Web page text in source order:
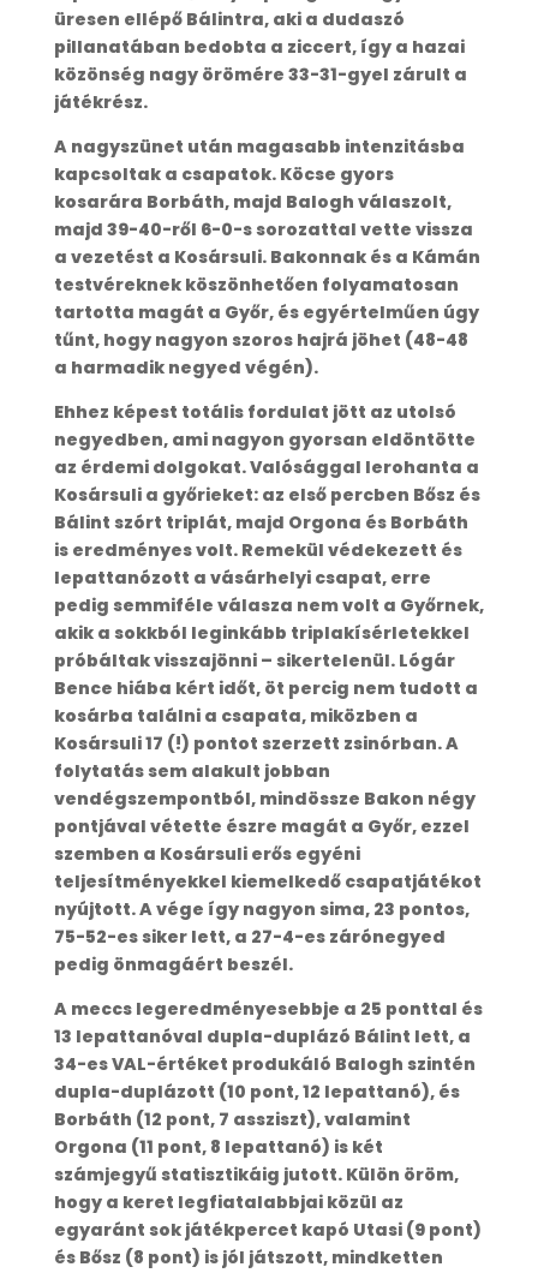
üresen ellépő Bálintra, aki a dudaszó
pillanatában bedobta a ziccert, így a hazai
közönség nagy örömére 33-31-gyel zárult a
játékrész.
A nagyszünet után magasabb intenzitásba
kapcsoltak a csapatok. Köcse gyors
kosarára Borbáth, majd Balogh válaszolt,
majd 39-40-ről 6-0-s sorozattal vette vissza
a vezetést a Kosársuli. Bakonnak és a Kámán
testvéreknek köszönhetően folyamatosan
tartotta magát a Győr, és egyértelműen úgy
tűnt, hogy nagyon szoros hajrá jöhet (48-48
a harmadik negyed végén).
Ehhez képest totális fordulat jött az utolsó
negyedben, ami nagyon gyorsan eldöntötte
az érdemi dolgokat. Valósággal lerohanta a
Kosársuli a győrieket: az első percben Bősz és
Bálint szórt triplát, majd Orgona és Borbáth
is eredményes volt. Remekül védekezett és
lepattanózott a vásárhelyi csapat, erre
pedig semmiféle válasza nem volt a Győrnek,
akik a sokkból leginkább triplakísérletekkel
próbáltak visszajönni – sikertelenül. Lógár
Bence hiába kért időt, öt percig nem tudott a
kosárba találni a csapata, miközben a
Kosársuli 17 (!) pontot szerzett zsinórban. A
folytatás sem alakult jobban
vendégszempontból, mindössze Bakon négy
pontjával vétette észre magát a Győr, ezzel
szemben a Kosársuli erős egyéni
teljesítményekkel kiemelkedő csapatjátékot
nyújtott. A vége így nagyon sima, 23 pontos,
75-52-es siker lett, a 27-4-es zárónegyed
pedig önmagáért beszél.
A meccs legeredményesebbje a 25 ponttal és
13 lepattanóval dupla-duplázó Bálint lett, a
34-es VAL-értéket produkáló Balogh szintén
dupla-duplázott (10 pont, 12 lepattanó), és
Borbáth (12 pont, 7 assziszt), valamint
Orgona (11 pont, 8 lepattanó) is két
számjegyű statisztikáig jutott. Külön öröm,
hogy a keret legfiatalabbjai közül az
egyaránt sok játékpercet kapó Utasi (9 pont)
és Bősz (8 pont) is jól játszott, mindketten